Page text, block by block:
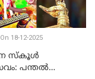
18-12-2025
സ്കൂൾ
പന്തൽ